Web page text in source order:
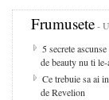
Frumusete-
5 secrete
de beauty nu ti
Ce trebuie sa ai
de Revelion